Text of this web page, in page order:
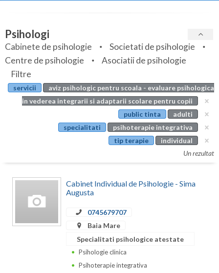
Bihor
Bistrita-Nasaud
Botosani
Braila
Calarasi
Caras-Severin
Specialitati
Servicii
Articole
Evenimente
Psihologi
Cabinete de psihologie
Societati de psihologie
Centre de psihologie
Asociatii de psihologie
Filtre
servicii
aviz psihologic pentru scoala - evaluare psihologica
in vederea integrarii si adaptarii scolare pentru copii
public tinta
adulti
specialitati
psihoterapie integrativa
tip terapie
individual
Un rezultat
Cabinet Individual de Psihologie - Sima
Augusta
0745679707
Baia Mare
Specialitati psihologice atestate
Psihologie clinica
Psihoterapie integrativa